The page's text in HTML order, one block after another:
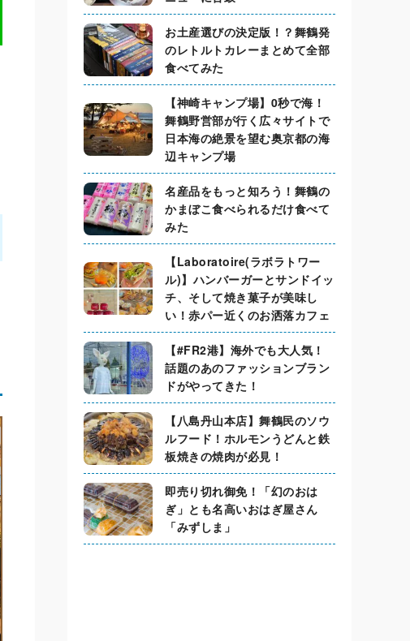
お土産選びの決定版！？舞鶴発
のレトルトカレーまとめて全部
食べてみた
【神崎キャンプ場】0秒で海！
舞鶴野営部が行く広々サイトで
日本海の絶景を望む奥京都の海
辺キャンプ場
名産品をもっと知ろう！舞鶴の
かまぼこ食べられるだけ食べて
みた
【Laboratoire(ラボラトワー
ル)】ハンバーガーとサンドイッ
チ、そして焼き菓子が美味し
い！赤パー近くのお洒落カフェ
【#FR2港】海外でも大人気！
話題のあのファッションブラン
ドがやってきた！
【八島丹山本店】舞鶴民のソウ
ルフード！ホルモンうどんと鉄
板焼きの焼肉が必見！
即売り切れ御免！「幻のおは
ぎ」とも名高いおはぎ屋さん
「みずしま」